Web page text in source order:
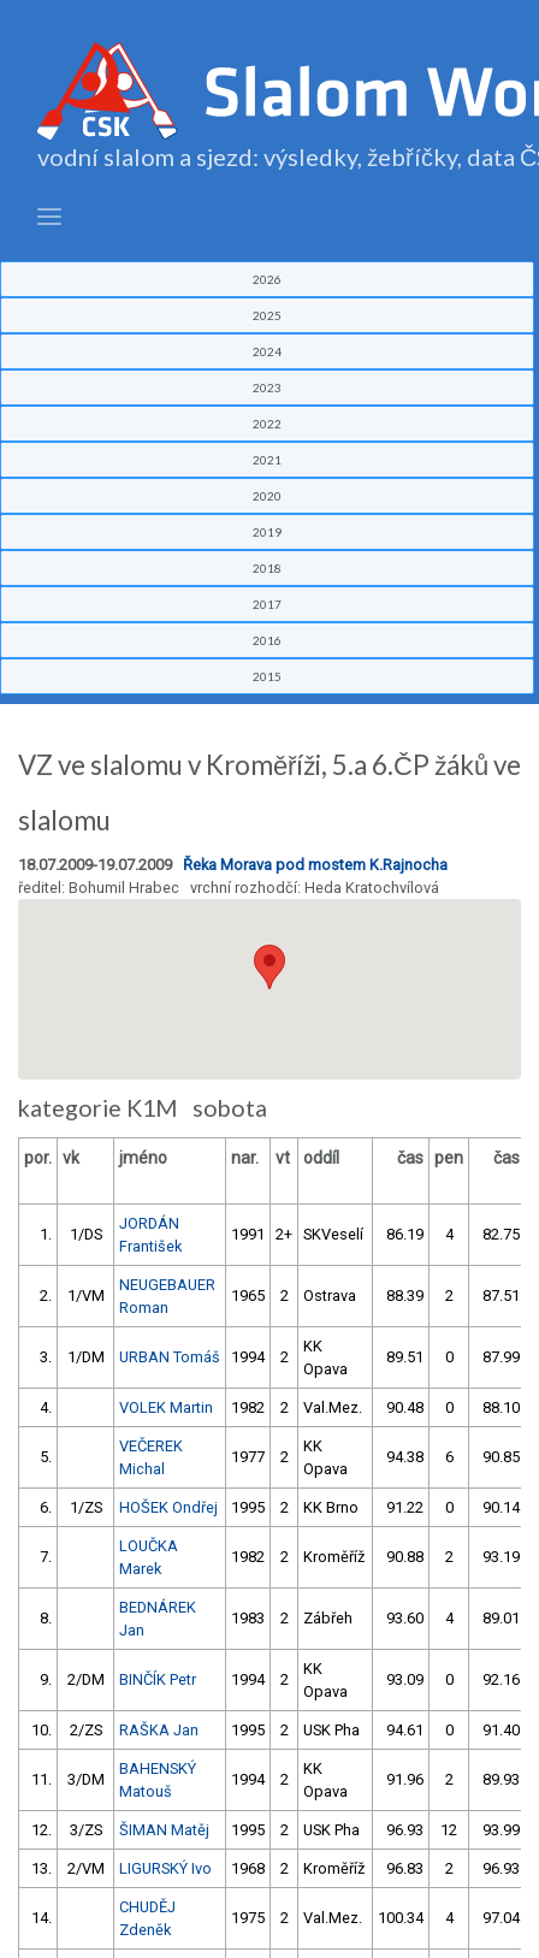
vodní slalom a sjezd: výsledky, žebříčky, data
2026
2025
2024
2023
2022
2021
2020
2019
2018
2017
2016
2015
VZ ve slalomu v Kroměříži, 5.a 6.ČP žáků ve
slalomu
18.07.2009-19.07.2009 Řeka Morava pod mostem K.Rajnocha
ředitel: Bohumil Hrabec vrchní rozhodčí: Heda Kratochvílová
kategorie K1M sobota
por. vk jméno nar. vt oddíl čas pen čas
1. 1/DS
JORDÁN
František
1991 2+ SKVeselí 86.19 4 82.75
2. 1/VM
NEUGEBAUER
Roman
1965 2 Ostrava 88.39 2 87.51
3. 1/DM URBAN Tomáš 1994 2
KK
Opava
89.51 0 87.99
4. VOLEK Martin 1982 2 Val.Mez. 90.48 0 88.10
5.
VEČEREK
Michal
1977 2
KK
Opava
94.38 6 90.85
6. 1/ZS HOŠEK Ondřej 1995 2 KK Brno 91.22 0 90.14
7.
LOUČKA
Marek
1982 2 Kroměříž 90.88 2 93.19
8.
BEDNÁREK
Jan
1983 2 Zábřeh 93.60 4 89.01
9. 2/DM BINČÍK Petr 1994 2
KK
Opava
93.09 0 92.16
10. 2/ZS RAŠKA Jan 1995 2 USK Pha 94.61 0 91.40
11. 3/DM
BAHENSKÝ
Matouš
1994 2
KK
Opava
91.96 2 89.93
12. 3/ZS ŠIMAN Matěj 1995 2 USK Pha 96.93 12 93.99
13. 2/VM LIGURSKÝ Ivo 1968 2 Kroměříž 96.83 2 96.93
14.
CHUDĚJ
Zdeněk
1975 2 Val.Mez. 100.34 4 97.04